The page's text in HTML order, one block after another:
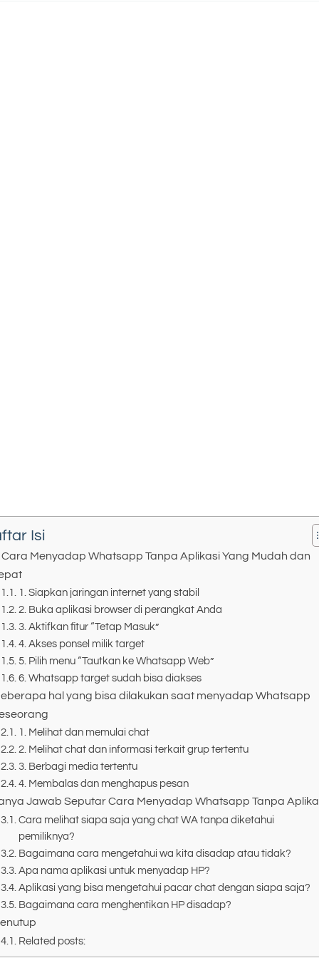
Isi
Cara Menyadap Whatsapp Tanpa Aplikasi Yang Mudah dan
1. Siapkan jaringan internet yang stabil
2. Buka aplikasi browser di perangkat Anda
3. Aktifkan fitur “Tetap Masuk”
4. Akses ponsel milik target
5. Pilih menu “Tautkan ke Whatsapp Web”
6. Whatsapp target sudah bisa diakses
hal yang bisa dilakukan saat menyadap Whatsapp
1. Melihat dan memulai chat
2. Melihat chat dan informasi terkait grup tertentu
3. Berbagi media tertentu
4. Membalas dan menghapus pesan
Jawab Seputar Cara Menyadap Whatsapp Tanpa
Cara melihat siapa saja yang chat WA tanpa diketahui
pemiliknya?
Bagaimana cara mengetahui wa kita disadap atau tidak?
Apa nama aplikasi untuk menyadap HP?
Aplikasi yang bisa mengetahui pacar chat dengan siapa saja?
Bagaimana cara menghentikan HP disadap?
Related posts: